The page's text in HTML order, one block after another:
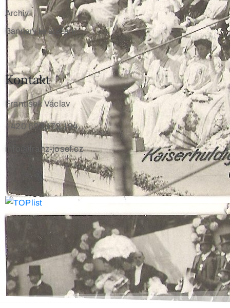
Archiv
Bannery ke stažení
Kontakt
František Václav
+420 603 172 194
info@franz-josef.cz